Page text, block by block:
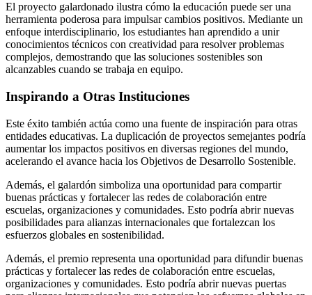
El proyecto galardonado ilustra cómo la educación puede ser una
herramienta poderosa para impulsar cambios positivos. Mediante un
enfoque interdisciplinario, los estudiantes han aprendido a unir
conocimientos técnicos con creatividad para resolver problemas
complejos, demostrando que las soluciones sostenibles son
alcanzables cuando se trabaja en equipo.
Inspirando a Otras Instituciones
Este éxito también actúa como una fuente de inspiración para otras
entidades educativas. La duplicación de proyectos semejantes podría
aumentar los impactos positivos en diversas regiones del mundo,
acelerando el avance hacia los Objetivos de Desarrollo Sostenible.
Además, el galardón simboliza una oportunidad para compartir
buenas prácticas y fortalecer las redes de colaboración entre
escuelas, organizaciones y comunidades. Esto podría abrir nuevas
posibilidades para alianzas internacionales que fortalezcan los
esfuerzos globales en sostenibilidad.
Además, el premio representa una oportunidad para difundir buenas
prácticas y fortalecer las redes de colaboración entre escuelas,
organizaciones y comunidades. Esto podría abrir nuevas puertas